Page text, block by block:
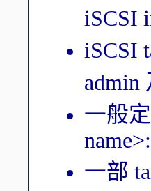
iSCSI
iSCSI
admin
一般
一部